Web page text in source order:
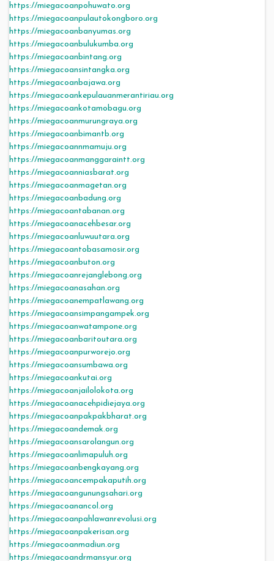
https://miegacoanpohuwato.org
https://miegacoanpulautokongboro.org
https://miegacoanbanyumas.org
https://miegacoanbulukumba.org
https://miegacoanbintang.org
https://miegacoansintangka.org
https://miegacoanbajawa.org
https://miegacoankepulauanmerantiriau.org
https://miegacoankotamobagu.org
https://miegacoanmurungraya.org
https://miegacoanbimantb.org
https://miegacoannmamuju.org
https://miegacoanmanggaraintt.org
https://miegacoanniasbarat.org
https://miegacoanmagetan.org
https://miegacoanbadung.org
https://miegacoantabanan.org
https://miegacoanacehbesar.org
https://miegacoanluwuutara.org
https://miegacoantobasamosir.org
https://miegacoanbuton.org
https://miegacoanrejanglebong.org
https://miegacoanasahan.org
https://miegacoanempatlawang.org
https://miegacoansimpangampek.org
https://miegacoanwatampone.org
https://miegacoanbaritoutara.org
https://miegacoanpurworejo.org
https://miegacoansumbawa.org
https://miegacoankutai.org
https://miegacoanjailolokota.org
https://miegacoanacehpidiejaya.org
https://miegacoanpakpakbharat.org
https://miegacoandemak.org
https://miegacoansarolangun.org
https://miegacoanlimapuluh.org
https://miegacoanbengkayang.org
https://miegacoancempakaputih.org
https://miegacoangunungsahari.org
https://miegacoanancol.org
https://miegacoanpahlawanrevolusi.org
https://miegacoanpakerisan.org
https://miegacoanmadiun.org
https://miegacoandrmansyur.org